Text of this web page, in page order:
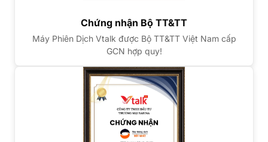
Chứng nhận Bộ TT&TT
Máy Phiên Dịch Vtalk được Bộ TT&TT Việt Nam cấp
GCN hợp quy!